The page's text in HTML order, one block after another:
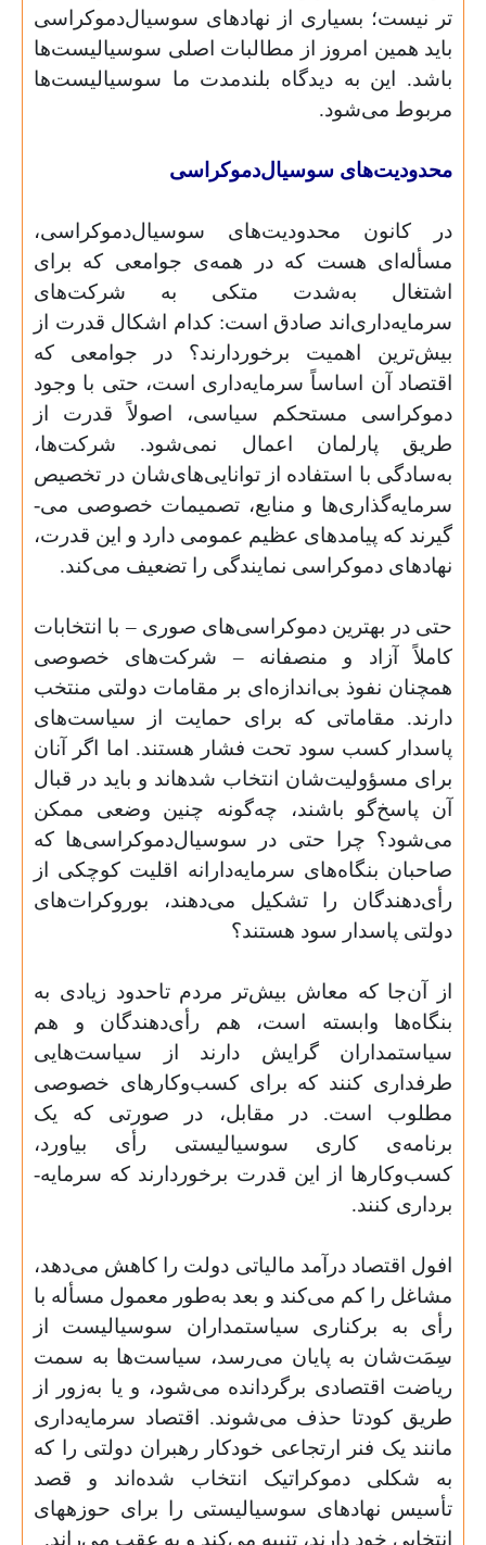
تر نیست؛ بسیاری از نهادهای سوسیال‌دموکراسی
باید همین امروز از مطالبات اصلی سوسیالیست‌­ها
باشد. این به دیدگاه بلندمدت ما سوسیالیست‌ها
مربوط می‌شود.
محدودیت‌‌های سوسیال‌دموکراسی
در کانون محدودیت‌‌های سوسیال‌دموکراسی،
مسأله‌‌ای هست که در همه­‌ی جوامعی که برای
اشتغال به‌شدت متکی به شرکت­‌های
سرمایه‌داری‌‌‌اند صادق است: کدام اشکال قدرت از
بیش‌‌ترین اهمیت برخوردارند؟ در جوامعی که
اقتصاد آن اساساً سرمایه‌داری است، حتی با وجود
دموکراسی مستحکم سیاسی، اصولاً قدرت از
طریق پارلمان اعمال نمی‌‌شود. شرکت‌­ها،
به‌سادگی با استفاده از توانایی‌‌های‌شان در تخصیص
سرمایه‌گذاری‌ها و منابع، تصمیمات خصوصی می‌­
گیرند که پیامدهای عظیم عمومی دارد و این قدرت،
نهادهای دموکراسی نمایندگی را تضعیف می‌‌کند.
حتی در بهترین دموکراسی‌‌­های صوری – با انتخابات
کاملاً آزاد و منصفانه – شرکت‌‌­های خصوصی
همچنان نفوذ بی‌‌­­اندازه‌‌­ای بر مقامات دولتی منتخب
دارند. مقاماتی که برای حمایت از سیاست‌‌های
پاسدار کسب سود تحت فشار هستند. اما اگر آنان
برای مسؤولیت‌‌شان انتخاب شده­اند و باید در قبال
آن پاسخ‌گو باشند، چه‌گونه چنین وضعی ممکن
می‌شود؟ چرا حتی در سوسیال‌دموکراسی­‌ها که
صاحبان بنگاه‌­‌های سرمایه‌‌دارانه اقلیت کوچکی از
رأی‌‌‌دهندگان را تشکیل می‌دهند، بوروکرات‌‌های
دولتی پاسدار سود هستند؟
از آن‌‌جا که معاش بیش‌‌تر مردم تاحدود زیادی به
بنگاه‌‌­ها وابسته است، هم رأی‌­دهندگان و هم
سیاستمداران گرایش دارند از سیاست­‌‌هایی
طرفداری کنند که برای کسب‌‌وکارهای خصوصی
مطلوب است. در مقابل، در صورتی که یک
برنامه‌ی کاری سوسیالیستی رأی بیاورد،
کسب‌‌وکارها از این قدرت برخوردارند که سرمایه‌­
برداری کنند.
افول اقتصاد درآمد مالیاتی دولت را کاهش می‌‌دهد،
مشاغل را کم می‌کند و بعد به‌طور معمول مسأله با
رأی به برکناری سیاستمداران سوسیالیست از
سِمَت‌‌شان به پایان می­­‌رسد، سیاست‌‌ها به سمت
ریاضت اقتصادی برگردانده می‌‌شود، و یا به‌زور از
طریق کودتا حذف می‌شوند. اقتصاد سرمایه‌داری
مانند یک فنر ارتجاعی خودکار رهبران دولتی را که
به شکلی دموکراتیک انتخاب شده‌‌­اند و قصد
تأسیس نهادهای سوسیالیستی را برای حوزه­های
انتخابی خود دارند، تنبیه می‌کند و به عقب می‌‌راند.